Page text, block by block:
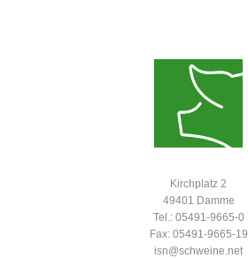
Kirchplatz 2
49401 Damme
Tel.: 05491-9665-0
Fax: 05491-9665-19
isn@schweine.net